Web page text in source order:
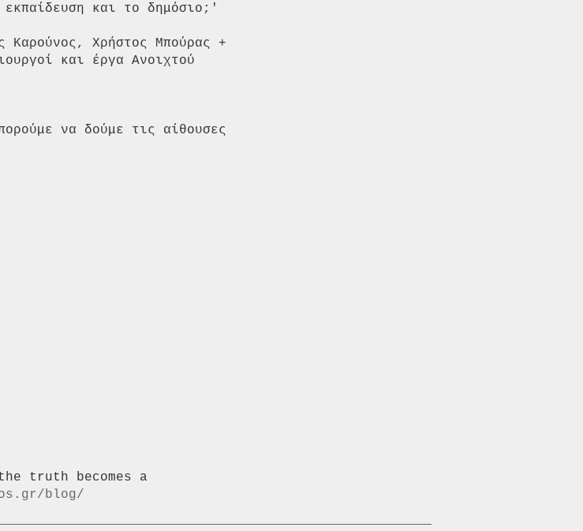
εκπαίδευση και το δημόσιο;'
Καρούνος, Χρήστος Μπούρας +
και έργα Ανοιχτού
να δούμε τις αίθουσες
truth becomes a
blog/